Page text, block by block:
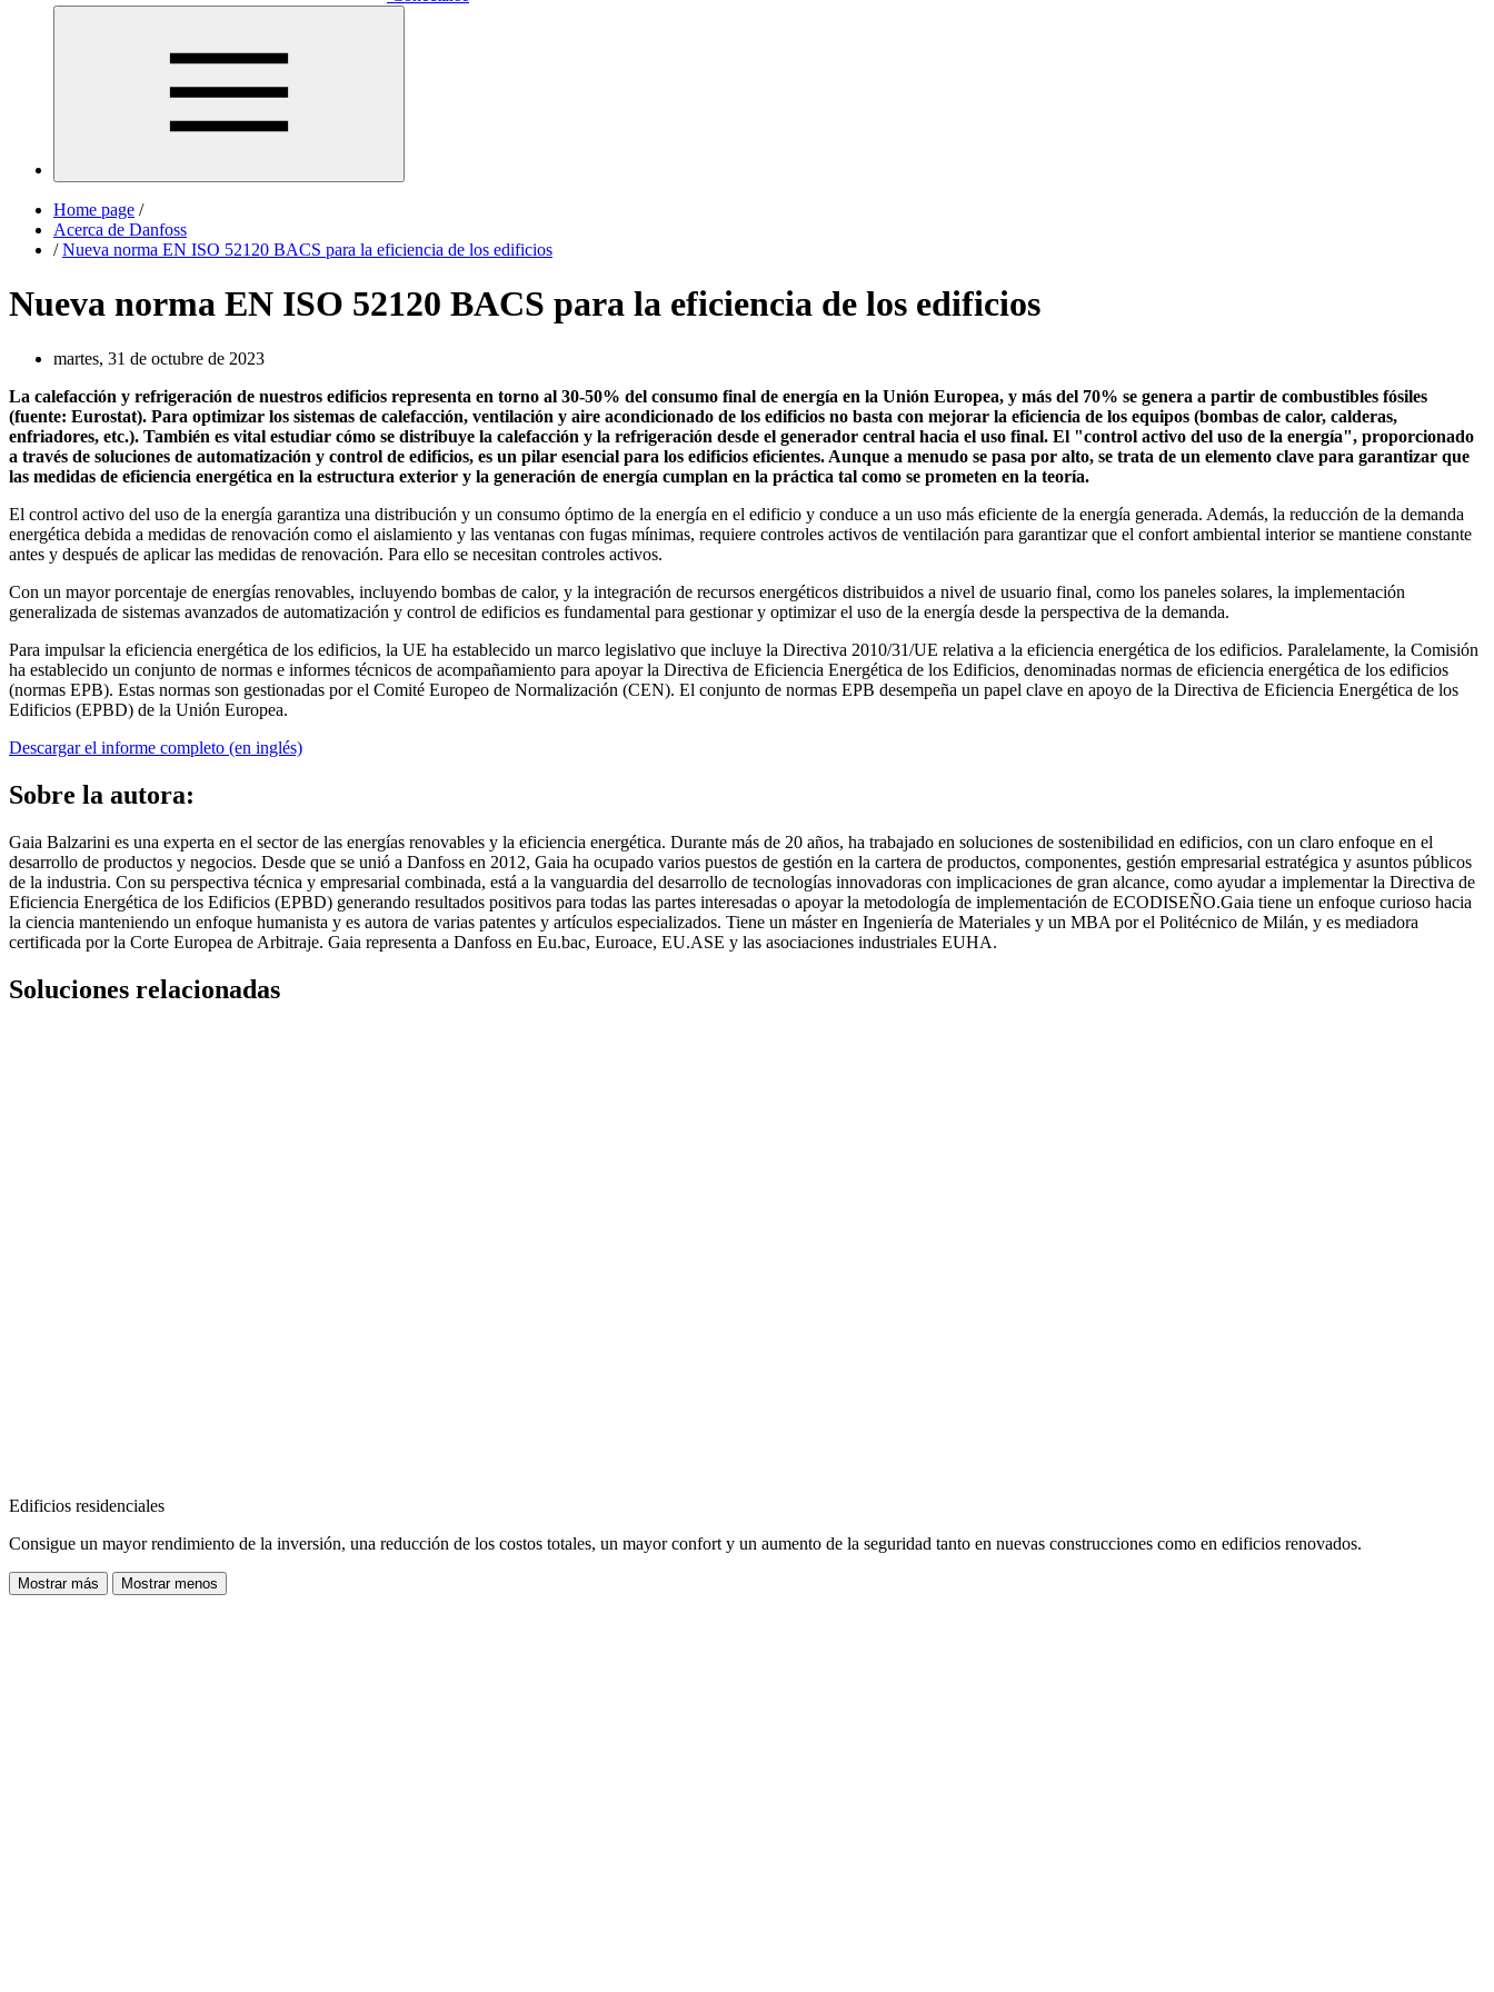
Home page /
Acerca de Danfoss
/ Nueva norma EN ISO 52120 BACS para la eficiencia de los edificios
Nueva norma EN ISO 52120 BACS para la eficiencia de los edificios
martes, 31 de octubre de 2023
La calefacción y refrigeración de nuestros edificios representa en torno al 30-50% del consumo final de energía en la Unión Europea, y más del 70% se genera a partir de combustibles fósiles
(fuente: Eurostat). Para optimizar los sistemas de calefacción, ventilación y aire acondicionado de los edificios no basta con mejorar la eficiencia de los equipos (bombas de calor, calderas,
enfriadores, etc.). También es vital estudiar cómo se distribuye la calefacción y la refrigeración desde el generador central hacia el uso final. El "control activo del uso de la energía", proporcionado
a través de soluciones de automatización y control de edificios, es un pilar esencial para los edificios eficientes. Aunque a menudo se pasa por alto, se trata de un elemento clave para garantizar que
las medidas de eficiencia energética en la estructura exterior y la generación de energía cumplan en la práctica tal como se prometen en la teoría.
El control activo del uso de la energía garantiza una distribución y un consumo óptimo de la energía en el edificio y conduce a un uso más eficiente de la energía generada. Además, la reducción de la demanda
energética debida a medidas de renovación como el aislamiento y las ventanas con fugas mínimas, requiere controles activos de ventilación para garantizar que el confort ambiental interior se mantiene constante
antes y después de aplicar las medidas de renovación. Para ello se necesitan controles activos.
Con un mayor porcentaje de energías renovables, incluyendo bombas de calor, y la integración de recursos energéticos distribuidos a nivel de usuario final, como los paneles solares, la implementación
generalizada de sistemas avanzados de automatización y control de edificios es fundamental para gestionar y optimizar el uso de la energía desde la perspectiva de la demanda.
Para impulsar la eficiencia energética de los edificios, la UE ha establecido un marco legislativo que incluye la Directiva 2010/31/UE relativa a la eficiencia energética de los edificios. Paralelamente, la Comisión
ha establecido un conjunto de normas e informes técnicos de acompañamiento para apoyar la Directiva de Eficiencia Energética de los Edificios, denominadas normas de eficiencia energética de los edificios
(normas EPB). Estas normas son gestionadas por el Comité Europeo de Normalización (CEN). El conjunto de normas EPB desempeña un papel clave en apoyo de la Directiva de Eficiencia Energética de los
Edificios (EPBD) de la Unión Europea.
Descargar el informe completo (en inglés)
Sobre la autora:
Gaia Balzarini es una experta en el sector de las energías renovables y la eficiencia energética. Durante más de 20 años, ha trabajado en soluciones de sostenibilidad en edificios, con un claro enfoque en el
desarrollo de productos y negocios. Desde que se unió a Danfoss en 2012, Gaia ha ocupado varios puestos de gestión en la cartera de productos, componentes, gestión empresarial estratégica y asuntos públicos
de la industria. Con su perspectiva técnica y empresarial combinada, está a la vanguardia del desarrollo de tecnologías innovadoras con implicaciones de gran alcance, como ayudar a implementar la Directiva de
Eficiencia Energética de los Edificios (EPBD) generando resultados positivos para todas las partes interesadas o apoyar la metodología de implementación de ECODISEÑO.Gaia tiene un enfoque curioso hacia
la ciencia manteniendo un enfoque humanista y es autora de varias patentes y artículos especializados. Tiene un máster en Ingeniería de Materiales y un MBA por el Politécnico de Milán, y es mediadora
certificada por la Corte Europea de Arbitraje. Gaia representa a Danfoss en Eu.bac, Euroace, EU.ASE y las asociaciones industriales EUHA.
Soluciones relacionadas
Edificios residenciales
Consigue un mayor rendimiento de la inversión, una reducción de los costos totales, un mayor confort y un aumento de la seguridad tanto en nuevas construcciones como en edificios renovados.
Mostrar más Mostrar menos